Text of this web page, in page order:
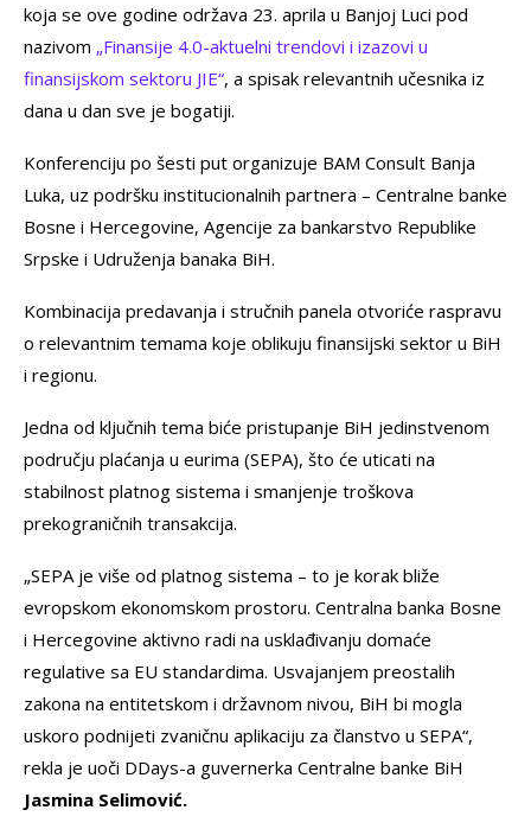
koja se ove godine održava 23. aprila u Banjoj Luci pod
nazivom „Finansije 4.0-aktuelni trendovi i izazovi u
finansijskom sektoru JIE“, a spisak relevantnih učesnika iz
dana u dan sve je bogatiji.
Konferenciju po šesti put organizuje BAM Consult Banja
Luka, uz podršku institucionalnih partnera – Centralne banke
Bosne i Hercegovine, Agencije za bankarstvo Republike
Srpske i Udruženja banaka BiH.
Kombinacija predavanja i stručnih panela otvoriće raspravu
o relevantnim temama koje oblikuju finansijski sektor u BiH
i regionu.
Jedna od ključnih tema biće pristupanje BiH jedinstvenom
području plaćanja u eurima (SEPA), što će uticati na
stabilnost platnog sistema i smanjenje troškova
prekograničnih transakcija.
„SEPA je više od platnog sistema – to je korak bliže
evropskom ekonomskom prostoru. Centralna banka Bosne
i Hercegovine aktivno radi na usklađivanju domaće
regulative sa EU standardima. Usvajanjem preostalih
zakona na entitetskom i državnom nivou, BiH bi mogla
uskoro podnijeti zvaničnu aplikaciju za članstvo u SEPA“,
rekla je uoči DDays-a guvernerka Centralne banke BiH
Jasmina Selimović.